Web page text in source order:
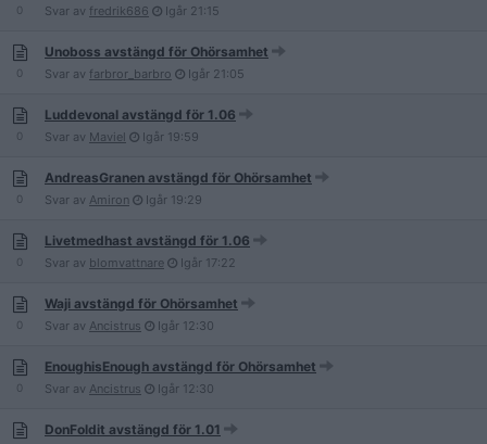
0 Svar av fredrik686 Igår 21:15
0
Unoboss avstängd för Ohörsamhet
Svar av farbror_barbro Igår 21:05
0
Luddevonal avstängd för 1.06
Svar av Maviel Igår 19:59
0
AndreasGranen avstängd för Ohörsamhet
Svar av Amiron Igår 19:29
0
Livetmedhast avstängd för 1.06
Svar av blomvattnare Igår 17:22
0
Waji avstängd för Ohörsamhet
Svar av Ancistrus Igår 12:30
0
EnoughisEnough avstängd för Ohörsamhet
Svar av Ancistrus Igår 12:30
DonFoldit avstängd för 1.01